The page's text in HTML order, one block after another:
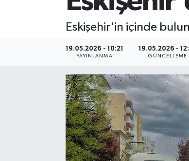
Eskişehir'in içinde
19.05.2026 - 10:21
YAYINLANMA
19.05.2026 -
GÜNCELLEME